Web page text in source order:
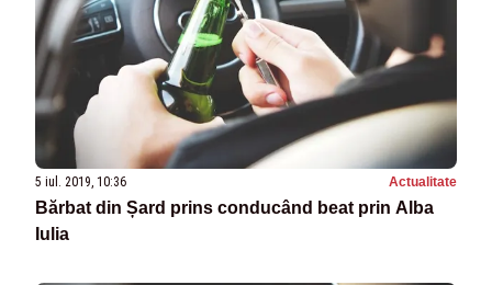
5 iul. 2019, 10:36 Actualitate
Bărbat din Șard prins conducând beat prin Alba
Iulia